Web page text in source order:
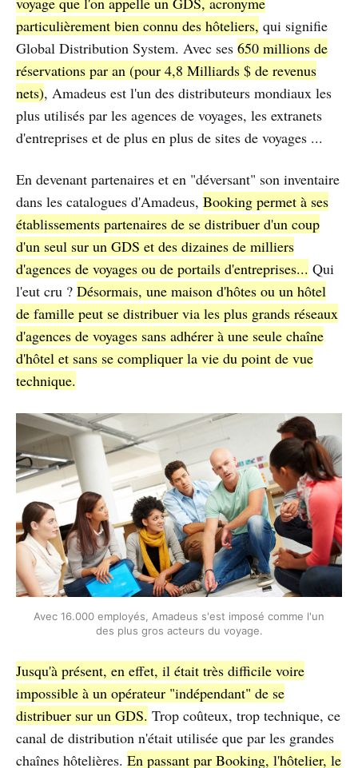
particulièrement bien connu des hôteliers, qui signifie
Global Distribution System. Avec ses 650 millions de
réservations par an (pour 4,8 Milliards $ de revenus
nets), Amadeus est l'un des distributeurs mondiaux les
plus utilisés par les agences de voyages, les extranets
d'entreprises et de plus en plus de sites de voyages ...
En devenant partenaires et en "déversant" son inventaire
dans les catalogues d'Amadeus, Booking permet à ses
établissements partenaires de se distribuer d'un coup
d'un seul sur un GDS et des dizaines de milliers
d'agences de voyages ou de portails d'entreprises... Qui
l'eut cru ? Désormais, une maison d'hôtes ou un hôtel
de famille peut se distribuer via les plus grands réseaux
d'agences de voyages sans adhérer à une seule chaîne
d'hôtel et sans se compliquer la vie du point de vue
technique.
Avec 16.000 employés, Amadeus s'est imposé comme l'un
des plus gros acteurs du voyage.
Jusqu'à présent, en effet, il était très difficile voire
impossible à un opérateur "indépendant" de se
distribuer sur un GDS. Trop coûteux, trop technique, ce
canal de distribution n'était utilisée que par les grandes
chaînes hôtelières. En passant par Booking, l'hôtelier, le